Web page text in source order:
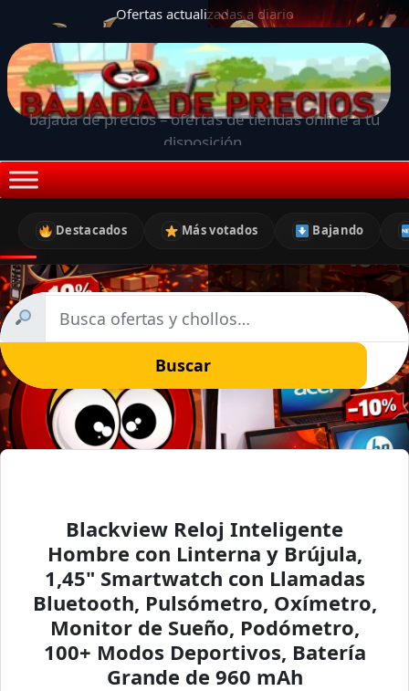
Ofertas actualizadas a diario
bajada de precios – ofertas de tiendas online a tu
disposición.
Destacados Más votados Bajando
Buscar
Blackview Reloj Inteligente
Hombre con Linterna y Brújula,
1,45" Smartwatch con Llamadas
Bluetooth, Pulsómetro, Oxímetro,
Monitor de Sueño, Podómetro,
100+ Modos Deportivos, Batería
Grande de 960 mAh